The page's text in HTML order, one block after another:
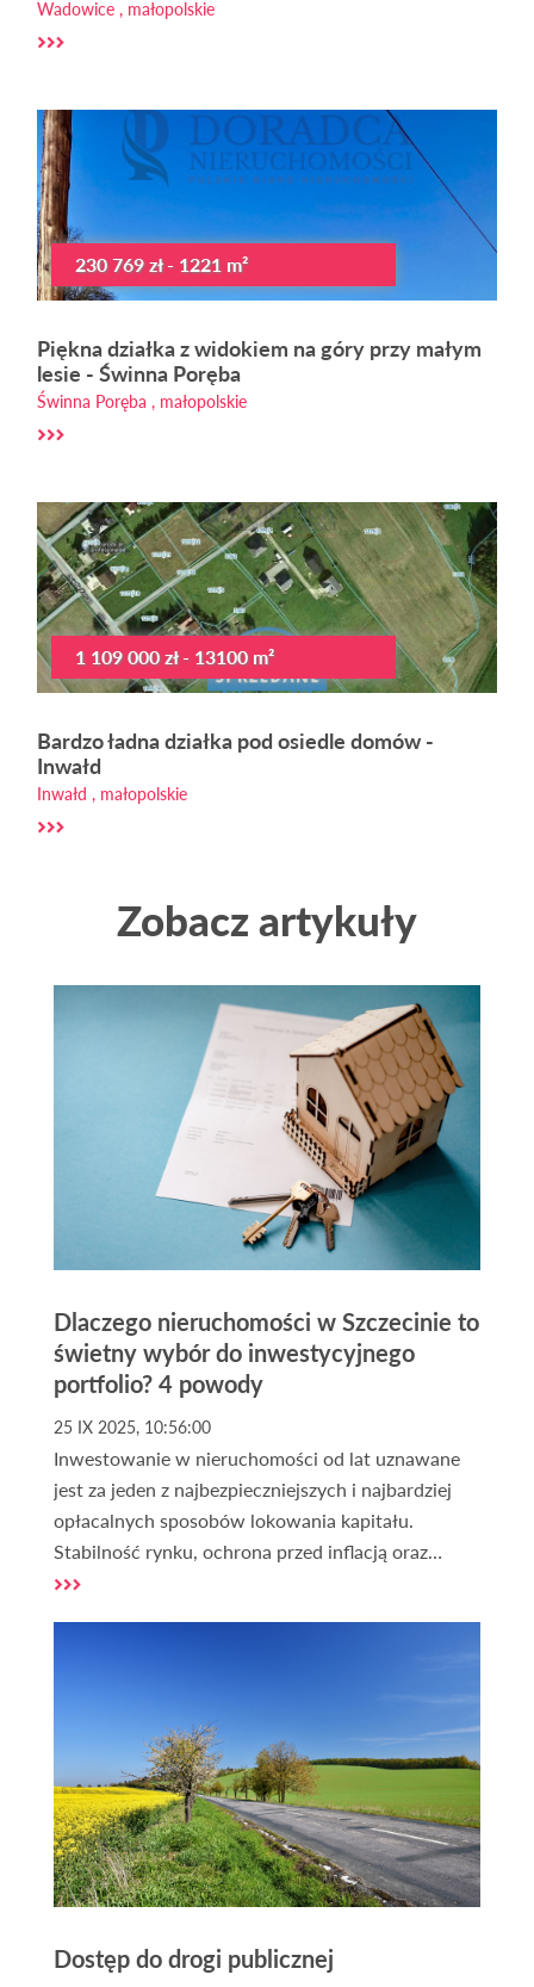
Wadowice , małopolskie
230 769 zł - 1221 m²
Piękna działka z widokiem na góry przy małym
lesie - Świnna Poręba
Świnna Poręba , małopolskie
1 109 000 zł - 13100 m²
Bardzo ładna działka pod osiedle domów -
Inwałd
Inwałd , małopolskie
Zobacz artykuły
Dlaczego nieruchomości w Szczecinie to
świetny wybór do inwestycyjnego
portfolio? 4 powody
25 IX 2025, 10:56:00
Inwestowanie w nieruchomości od lat uznawane
jest za jeden z najbezpieczniejszych i najbardziej
opłacalnych sposobów lokowania kapitału.
Stabilność rynku, ochrona przed inflacją oraz
możliwość generowania stałych dochodów
mieszkańców oraz inwestorów. Jednym z takich
miast jest Szczecin – dynamicznie rosnący ośrodek
w północno-zachodniej Polsce. W tym artykule
przedstawimy Ci 4 powody, dla których warto
mieć nieruchomości w Szczecinie w swoim
portfelu inwestycyjnym. Zapraszamy!
Dostęp do drogi publicznej